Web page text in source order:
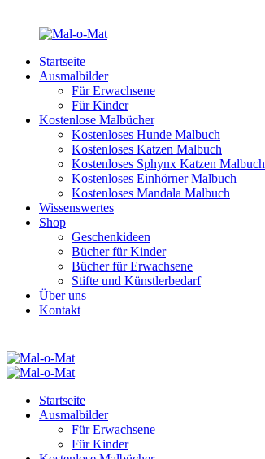
Startseite
Ausmalbilder
Für Erwachsene
Für Kinder
Kostenlose Malbücher
Kostenloses Hunde Malbuch
Kostenloses Katzen Malbuch
Kostenloses Sphynx Katzen Malbuch
Kostenloses Einhörner Malbuch
Kostenloses Mandala Malbuch
Wissenswertes
Shop
Geschenkideen
Bücher für Kinder
Bücher für Erwachsene
Stifte und Künstlerbedarf
Über uns
Kontakt
Startseite
Ausmalbilder
Für Erwachsene
Für Kinder